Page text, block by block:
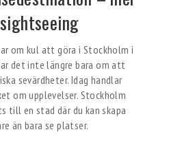
om kul att göra i Stockholm i
det inte längre bara om att
sevärdheter. Idag handlar
om upplevelser. Stockholm
till en stad där du kan skapa
än bara se platser.